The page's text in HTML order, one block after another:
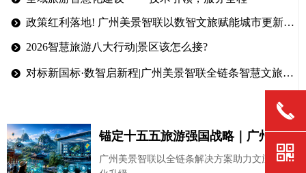
更多>
뀹 政策红利落地! 广州美景智联以数智文旅赋能城市更新存量焕新!
뀹 2026智慧旅游八大行动|景区该怎么接?
뀹 对标新国标·数智启新程|广州美景智联全链条智慧文旅解决方案
锚定十五五旅游强国战略｜广州美景
智联以数智技术，构筑智慧文旅新底
广州美景智联以全链条解决方案助力文旅数字
끅
낃